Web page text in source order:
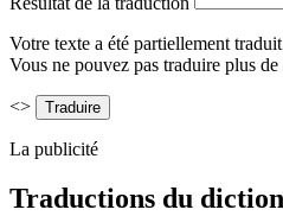
Votre texte a été partiellement
Vous ne pouvez pas traduire plus de
<>
La publicité
Traductions du